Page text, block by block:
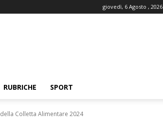
giovedì, 6 Agosto , 2026
RUBRICHE SPORT
Colletta Alimentare 2024